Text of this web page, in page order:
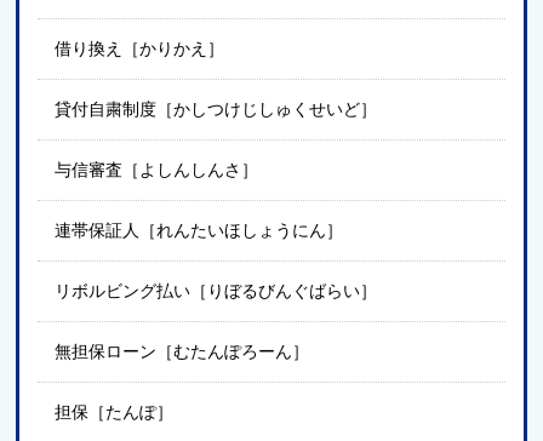
借り換え［かりかえ］
貸付自粛制度［かしつけじしゅくせいど］
与信審査［よしんしんさ］
連帯保証人［れんたいほしょうにん］
リボルビング払い［りぼるびんぐばらい］
無担保ローン［むたんぽろーん］
担保［たんぽ］